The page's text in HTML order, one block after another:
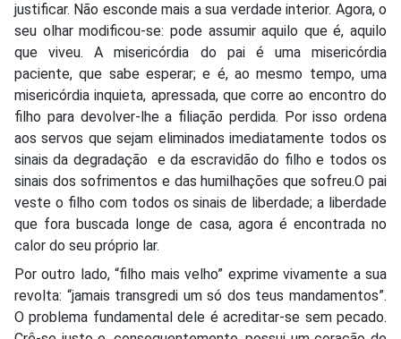
justificar. Não esconde mais a sua verdade interior. Agora, o
seu olhar modificou-se: pode assumir aquilo que é, aquilo
que viveu. A misericórdia do pai é uma misericórdia
paciente, que sabe esperar; e é, ao mesmo tempo, uma
misericórdia inquieta, apressada, que corre ao encontro do
filho para devolver-lhe a filiação perdida. Por isso ordena
aos servos que sejam eliminados imediatamente todos os
sinais da degradação
e da escravidão do filho e todos os
sinais dos sofrimentos e das humilhações que sofreu.O pai
veste o filho com todos os sinais de liberdade; a liberdade
que fora buscada longe de casa, agora é encontrada no
calor do seu próprio lar.
Por outro lado, “filho mais velho” exprime vivamente a sua
revolta: “jamais transgredi um só dos teus mandamentos”.
O problema fundamental dele é acreditar-se sem pecado.